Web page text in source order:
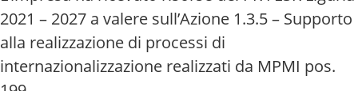
2021 – 2027 a valere sull’Azione 1.3.5 – Supporto
alla realizzazione di processi di
internazionalizzazione realizzati da MPMI pos.